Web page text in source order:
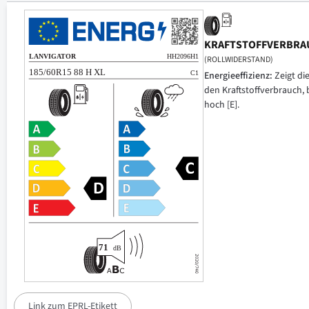
(ROLLWIDERSTAND)
Energieeffizienz: Zeigt
den Kraftstoffverbrauch,
hoch [E].
Link zum EPRL-Etikett